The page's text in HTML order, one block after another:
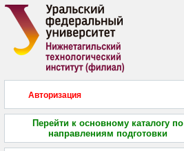
Авторизация
Перейти к основному каталогу по
направлениям подготовки